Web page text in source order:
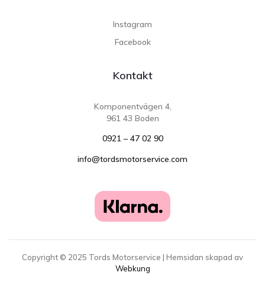
Instagram
Facebook
Kontakt
Komponentvägen 4,
961 43 Boden
0921 – 47 02 90
info@tordsmotorservice.com
Copyright © 2025 Tords Motorservice | Hemsidan skapad av
Webkung